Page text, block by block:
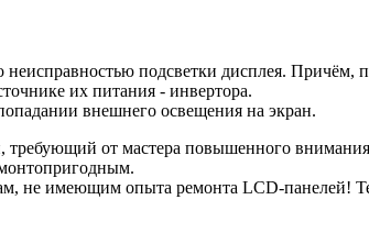
подсветки дисплея.
их питания - инвертора.
внешнего освещения на экран.
от мастера повышенного внимания
не имеющим опыта ремонта LCD-панелей!